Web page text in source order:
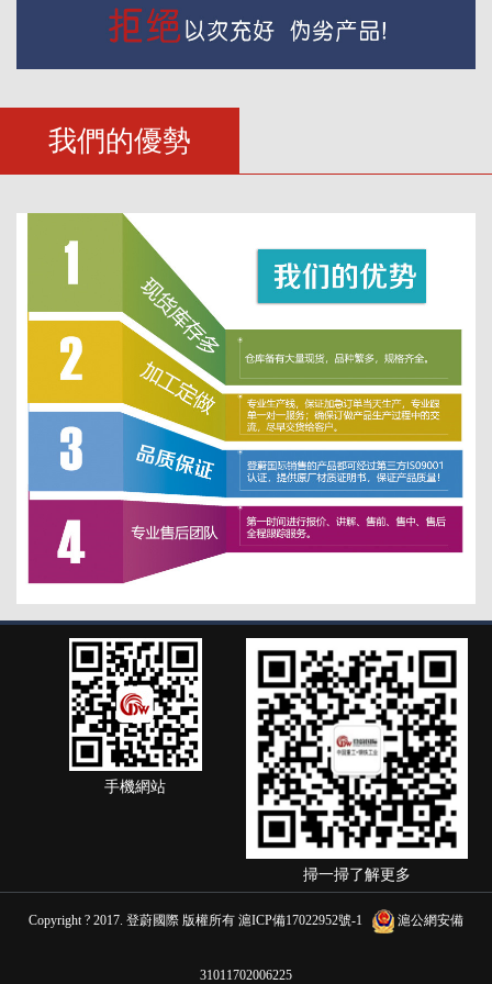
我們的優勢
手機網站
掃一掃了解更多
Copyright ? 2017. 登蔚國際 版權所有 滬ICP備17022952號-1 滬公網安備
31011702006225